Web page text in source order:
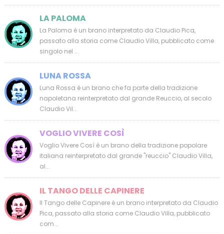
LA PALOMA
La Paloma è un brano interpretato da Claudio Pica,
passato alla storia come Claudio Villa, pubblicato come
singolo nel ...
LUNA ROSSA
Luna Rossa è un brano che fa parte della tradizione
napoletana reinterpretato dal grande Reuccio, al secolo
Claudio Vil...
VOGLIO VIVERE COSÌ
Voglio Vivere Così è un brano della tradizione popolare
italiana reinterpretato dal grande "reuccio" Claudio Villa,
al...
IL TANGO DELLE CAPINERE
Il Tango delle Capinere è un brano interpretato da Claudio
Pica, passato alla storia come Claudio Villa, pubblicato
com...